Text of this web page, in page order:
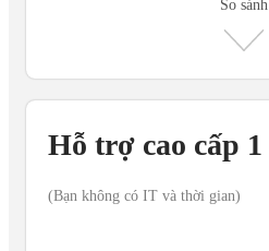
So sánh
Hỗ trợ cao cấp 1
(Bạn không có IT và thời gian)